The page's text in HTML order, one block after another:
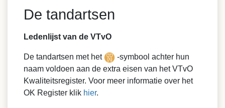
De tandartsen
Ledenlijst van de VTvO
De tandartsen met het
-symbool achter hun
naam voldoen aan de extra eisen van het VTvO
Kwaliteitsregister. Voor meer informatie over het
OK Register klik hier.